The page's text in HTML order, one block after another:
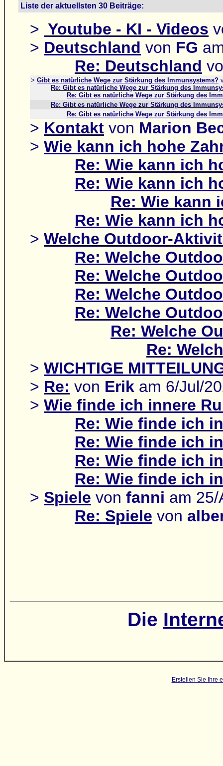
Liste der aktuellsten 30 Beiträge:
> Youtube - KI - Videos
> Deutschland von FG
Re: Deutschland
> Gibt es natürliche Wege zur Stärkung des Immunsystems?
Re: Gibt es natürliche Wege zur Stärkung des
Re: Gibt es natürliche Wege zur Stärkung des
Re: Gibt es natürliche Wege zur Stärkung des
Re: Gibt es natürliche Wege zur Stärkung des
> Kontakt von Marion
> Wie kann ich hohe
Re: Wie kann ich
Re: Wie kann ich
Re: Wie kann
Re: Wie kann ich
> Welche Outdoor-
Re: Welche
Re: Welche
Re: Welche
Re: Welche
Re: Welche
Re:
> WICHTIGE
> Re: von Erik am 6/Jul/
> Wie finde ich innere
Re: Wie finde ich
Re: Wie finde ich
Re: Wie finde ich
Re: Wie finde ich
> Spiele von fanni am 25/
Re: Spiele von
Die
Erstellen Sie Ihre